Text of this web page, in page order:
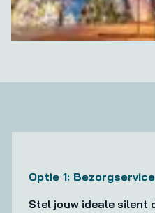
Optie 1:
Stel jouw ideale silent